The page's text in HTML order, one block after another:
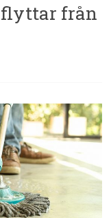
flyttar från